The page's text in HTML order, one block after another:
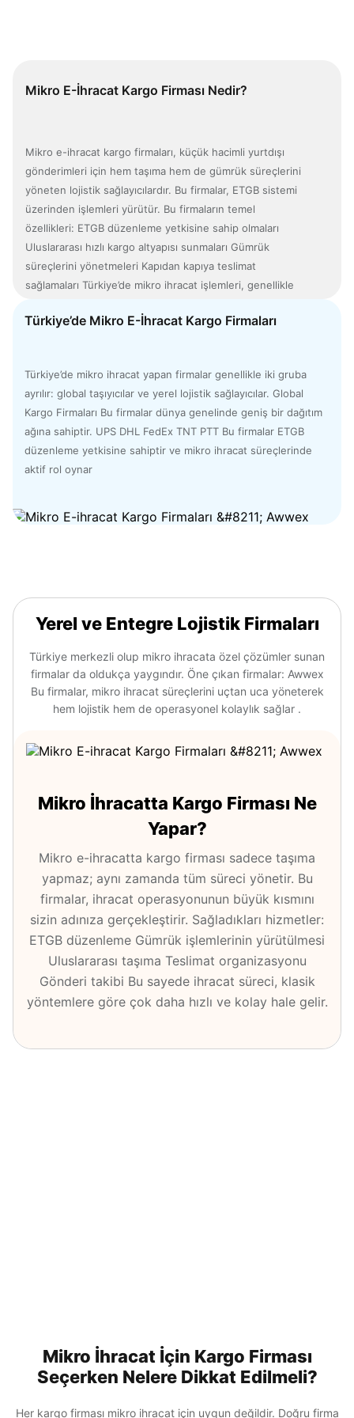
Mikro E-İhracat Kargo Firması Nedir?
Mikro e-ihracat kargo firmaları, küçük hacimli yurtdışı
gönderimleri için hem taşıma hem de gümrük süreçlerini
yöneten lojistik sağlayıcılardır. Bu firmalar, ETGB sistemi
üzerinden işlemleri yürütür. Bu firmaların temel
özellikleri: ETGB düzenleme yetkisine sahip olmaları
Uluslararası hızlı kargo altyapısı sunmaları Gümrük
süreçlerini yönetmeleri Kapıdan kapıya teslimat
sağlamaları Türkiye’de mikro ihracat işlemleri, genellikle
gerçekleştirilir .
Türkiye’de Mikro E-İhracat Kargo Firmaları
Türkiye’de mikro ihracat yapan firmalar genellikle iki gruba
ayrılır: global taşıyıcılar ve yerel lojistik sağlayıcılar. Global
Kargo Firmaları Bu firmalar dünya genelinde geniş bir dağıtım
ağına sahiptir. UPS DHL FedEx TNT PTT Bu firmalar ETGB
düzenleme yetkisine sahiptir ve mikro ihracat süreçlerinde
aktif rol oynar
Yerel ve Entegre Lojistik Firmaları
Türkiye merkezli olup mikro ihracata özel çözümler sunan
firmalar da oldukça yaygındır. Öne çıkan firmalar: Awwex
Bu firmalar, mikro ihracat süreçlerini uçtan uca yöneterek
hem lojistik hem de operasyonel kolaylık sağlar .
Mikro İhracatta Kargo Firması Ne
Yapar?
Mikro e-ihracatta kargo firması sadece taşıma
yapmaz; aynı zamanda tüm süreci yönetir. Bu
firmalar, ihracat operasyonunun büyük kısmını
sizin adınıza gerçekleştirir. Sağladıkları hizmetler:
ETGB düzenleme Gümrük işlemlerinin yürütülmesi
Uluslararası taşıma Teslimat organizasyonu
Gönderi takibi Bu sayede ihracat süreci, klasik
yöntemlere göre çok daha hızlı ve kolay hale gelir.
Mikro İhracat İçin Kargo Firması
Seçerken Nelere Dikkat Edilmeli?
Her kargo firması mikro ihracat için uygun değildir. Doğru firma